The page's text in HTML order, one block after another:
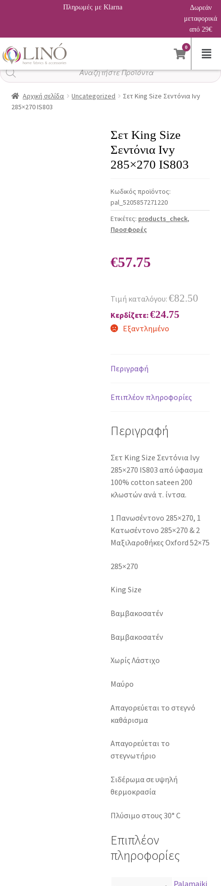
Πληρωμές με Klarna
Δωρεάν
μεταφορικά
από 29€
0
Αναζήτηση
προϊόντων
Αρχική σελίδα Uncategorized
Σετ King Size Σεντόνια Ivy
285×270 IS803
Σετ King Size
Σεντόνια Ivy
285×270 IS803
Κωδικός προϊόντος:
pal_5205857271220
Ετικέτες: products_check,
Προσφορές
€57.75
Τιμή καταλόγου: €82.50
Κερδίζετε:€24.75
Εξαντλημένο
Περιγραφή
Επιπλέον πληροφορίες
Περιγραφή
Σετ King Size Σεντόνια Ivy
285×270 IS803 από ύφασμα
100% cotton sateen 200
κλωστών ανά τ. ίντσα.
1 Πανωσέντονο 285×270, 1
Κατωσέντονο 285×270 & 2
Μαξιλαροθήκες Oxford 52×75
285×270
King Size
Βαμβακοσατέν
Βαμβακοσατέν
Χωρίς Λάστιχο
Μαύρο
Απαγορεύεται το στεγνό
καθάρισμα
Απαγορεύεται το
στεγνωτήριο
Σιδέρωμα σε υψηλή
θερμοκρασία
Πλύσιμο στους 30° C
Επιπλέον
πληροφορίες
Palamaiki